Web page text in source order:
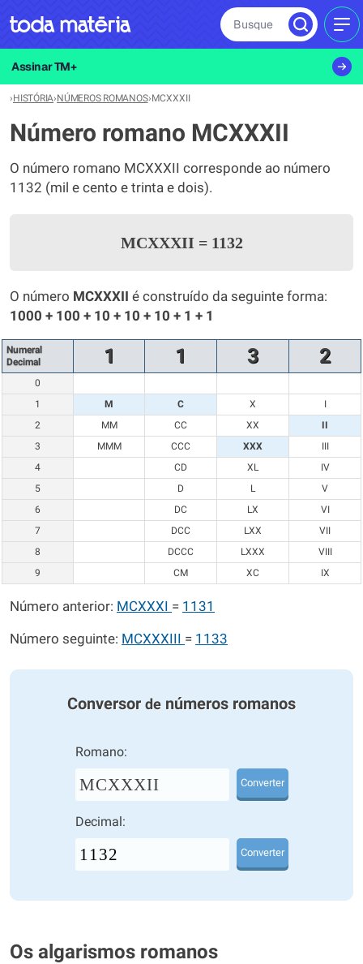
Busque
Assinar TM+
›HISTÓRIA›NÚMEROS ROMANOS›MCXXXII
Número romano MCXXXII
O número romano MCXXXII corresponde ao número
1132 (mil e cento e trinta e dois).
MCXXXII =1132
O número MCXXXII é construído da seguinte forma:
1000 + 100 + 10 + 10 + 10 + 1 + 1
Numeral
Decimal
1 1 3 2
0
1
M C X
I
2
MM CC XX
II
3
MMM CCC XXX
III
4
CD XL
IV
5
D L
V
6
DC LX
VI
7
DCC LXX
VII
8
DCCC LXXX
VIII
9
CM XC IX
Número anterior: MCXXXI = 1131
Número seguinte: MCXXXIII = 1133
Conversor de números romanos
Romano:
MCXXXII Converter
Decimal:
Converter
Os algarismos romanos